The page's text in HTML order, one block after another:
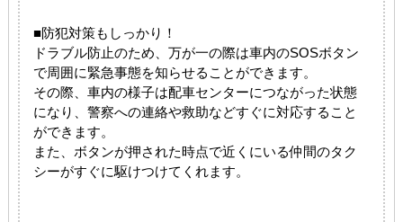
■防犯対策もしっかり！
ドラブル防止のため、万が一の際は車内のSOSボタン
で周囲に緊急事態を知らせることができます。
その際、車内の様子は配車センターにつながった状態
になり、警察への連絡や救助などすぐに対応すること
ができます。
また、ボタンが押された時点で近くにいる仲間のタク
シーがすぐに駆けつけてくれます。